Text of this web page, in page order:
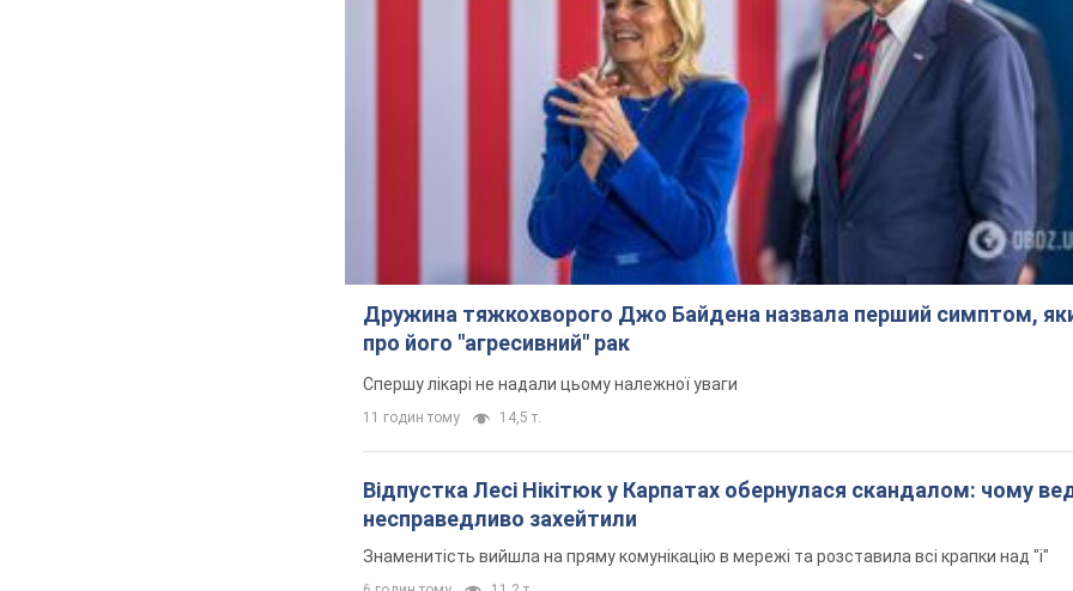
Дружина тяжкохворого Джо Байдена назвала перший симптом,
про його "агресивний" рак
Спершу лікарі не надали цьому належної уваги
11 годин тому 14,5 т.
Відпустка Лесі Нікітюк у Карпатах обернулася скандалом: чому
несправедливо захейтили
Знаменитість вийшла на пряму комунікацію в мережі та розставила всі крапки над "і"